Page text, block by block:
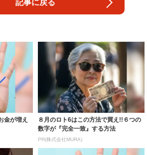
記事に戻る
金が増え
８月のロト6はこの方法で買え!!６つの
数字が『完全一致』する方法
PR(株式会社MURA)